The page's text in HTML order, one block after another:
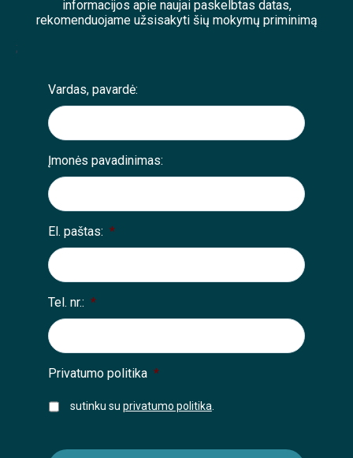
informacijos apie naujai paskelbtas datas,
rekomenduojame užsisakyti šių mokymų priminimą
;
Vardas, pavardė:
Įmonės pavadinimas:
El. paštas: *
Tel. nr.: *
Privatumo politika *
sutinku su privatumo politika